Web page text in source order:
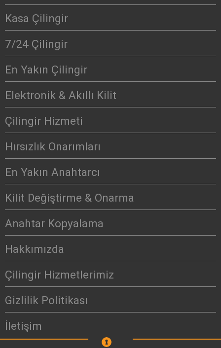
Kasa Çilingir
7/24 Çilingir
En Yakın Çilingir
Elektronik & Akıllı Kilit
Çilingir Hizmeti
Hırsızlık Onarımları
En Yakın Anahtarcı
Kilit Değiştirme & Onarma
Anahtar Kopyalama
Hakkımızda
Çilingir Hizmetlerimiz
Gizlilik Politikası
İletişim